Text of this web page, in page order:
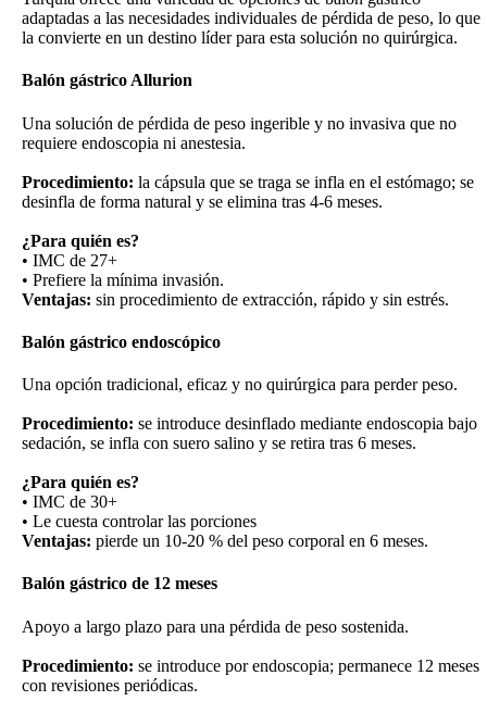
adaptadas a las necesidades individuales de pérdida de peso, lo que
la convierte en un destino líder para esta solución no quirúrgica.
Balón gástrico Allurion
Una solución de pérdida de peso ingerible y no invasiva que no
requiere endoscopia ni anestesia.
Procedimiento: la cápsula que se traga se infla en el estómago; se
desinfla de forma natural y se elimina tras 4-6 meses.
¿Para quién es?
• IMC de 27+
• Prefiere la mínima invasión.
Ventajas: sin procedimiento de extracción, rápido y sin estrés.
Balón gástrico endoscópico
Una opción tradicional, eficaz y no quirúrgica para perder peso.
Procedimiento: se introduce desinflado mediante endoscopia bajo
sedación, se infla con suero salino y se retira tras 6 meses.
¿Para quién es?
• IMC de 30+
• Le cuesta controlar las porciones
Ventajas: pierde un 10-20 % del peso corporal en 6 meses.
Balón gástrico de 12 meses
Apoyo a largo plazo para una pérdida de peso sostenida.
Procedimiento: se introduce por endoscopia; permanece 12 meses
con revisiones periódicas.